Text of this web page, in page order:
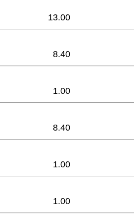
13.00
8.40
1.00
8.40
1.00
1.00